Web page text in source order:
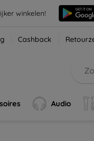
winkelen!
Cashback
Audio